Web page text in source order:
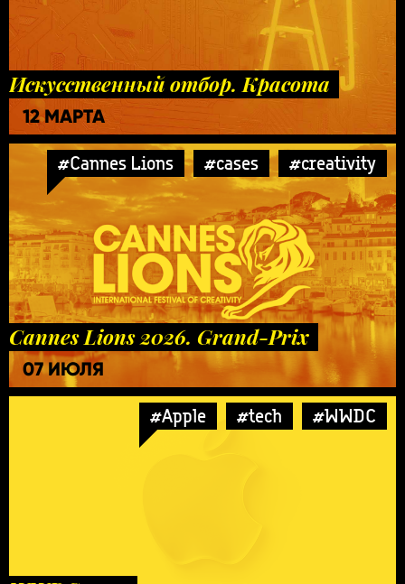
Искусственный отбор. Красота
12 МАРТА
#Cannes Lions #cases #creativity
Cannes Lions 2026. Grand-Prix
07 ИЮЛЯ
#Apple #tech #WWDC